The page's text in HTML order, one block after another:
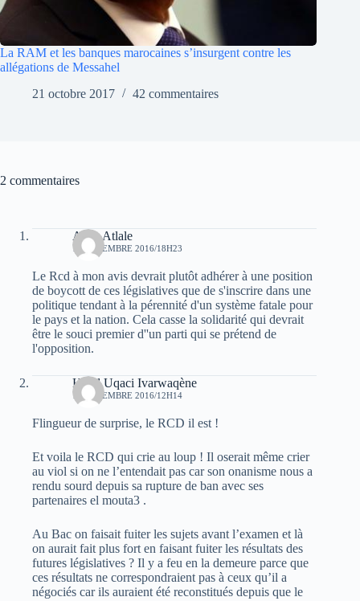
La RAM et les banques marocaines s’insurgent contre les
allégations de Messahel
21 octobre 2017
42 commentaires
2 commentaires
Atala Atlale
12 DÉCEMBRE 2016/18H23
Le Rcd à mon avis devrait plutôt adhérer à une position
de boycott de ces législatives que de s'inscrire dans une
politique tendant à la pérennité d'un système fatale pour
le pays et la nation. Cela casse la solidarité qui devrait
être le souci premier d''un parti qui se prétend de
l'opposition.
Hend Uqaci Ivarwaqène
13 DÉCEMBRE 2016/12H14
Flingueur de surprise, le RCD il est !
Et voila le RCD qui crie au loup ! Il oserait même crier
au viol si on ne l’entendait pas car son onanisme nous a
rendu sourd depuis sa rupture de ban avec ses
partenaires el mouta3 .
Au Bac on faisait fuiter les sujets avant l’examen et là
on aurait fait plus fort en faisant fuiter les résultats des
futures législatives ? Il y a feu en la demeure parce que
ces résultats ne correspondraient pas à ceux qu’il a
négociés car ils auraient été reconstitués depuis que le